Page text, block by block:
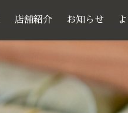
店舗紹介 お知らせ